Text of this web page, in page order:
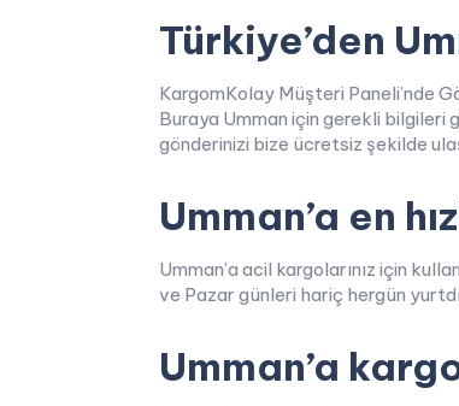
Türkiye’den
KargomKolay Müşteri Paneli’nde
Buraya Umman için gerekli bilgileri
gönderinizi bize ücretsiz şekilde
Umman’a en
Umman’a acil kargolarınız için
ve Pazar günleri hariç hergün
Umman’a